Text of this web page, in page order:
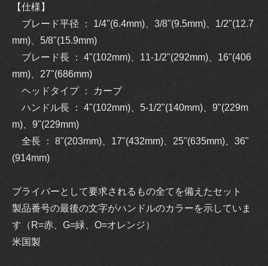
【仕様】
ブレード平径 ： 1/4"(6.4mm)、3/8"(9.5mm)、1/2"(12.7
mm)、5/8"(15.9mm)
ブレード長 ： 4"(102mm)、11-1/2"(292mm)、16"(406
mm)、27"(686mm)
ヘッドタイプ ： カーブ
ハンドル長 ： 4"(102mm)、5-1/2"(140mm)、9"(229m
m)、9"(229mm)
全長 ： 8"(203mm)、17"(432mm)、25"(635mm)、36"
(914mm)
プライバーとして要求されるもの全てを備えたセット
製品番号の最後の文字がハンドルのカラーを示していま
す（R=赤、G=緑、O=オレンジ）
米国製